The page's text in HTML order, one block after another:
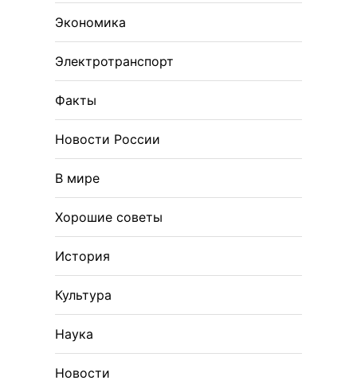
Экономика
Электротранспорт
Факты
Новости России
В мире
Хорошие советы
История
Культура
Наука
Новости